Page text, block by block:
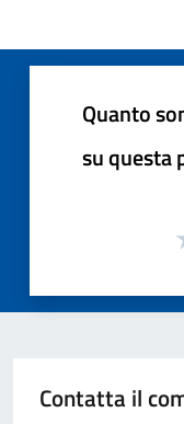
Quanto
su questa
Contatta il